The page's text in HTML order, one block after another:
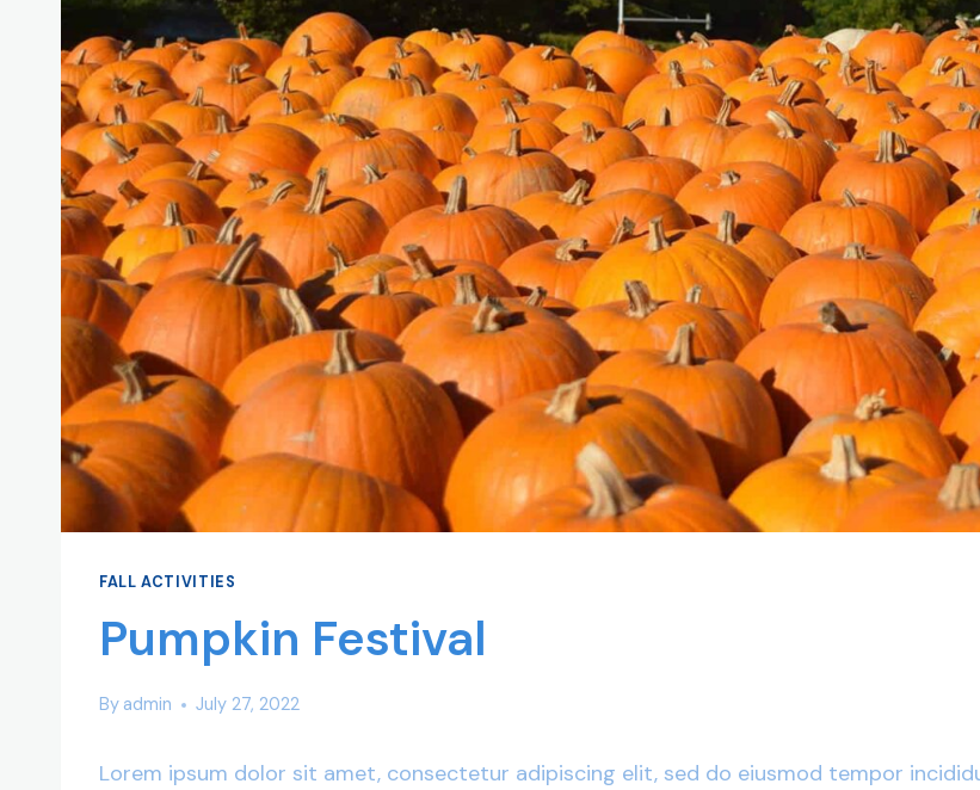
FALL ACTIVITIES
Pumpkin Festival
By admin July 27, 2022
Lorem ipsum dolor sit amet, consectetur adipiscing elit, sed do eiusmod tempor